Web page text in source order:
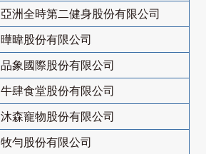
亞洲全時第二健身股份有限公司
曄暐股份有限公司
品象國際股份有限公司
牛肆食堂股份有限公司
沐森寵物股份有限公司
牧勻股份有限公司